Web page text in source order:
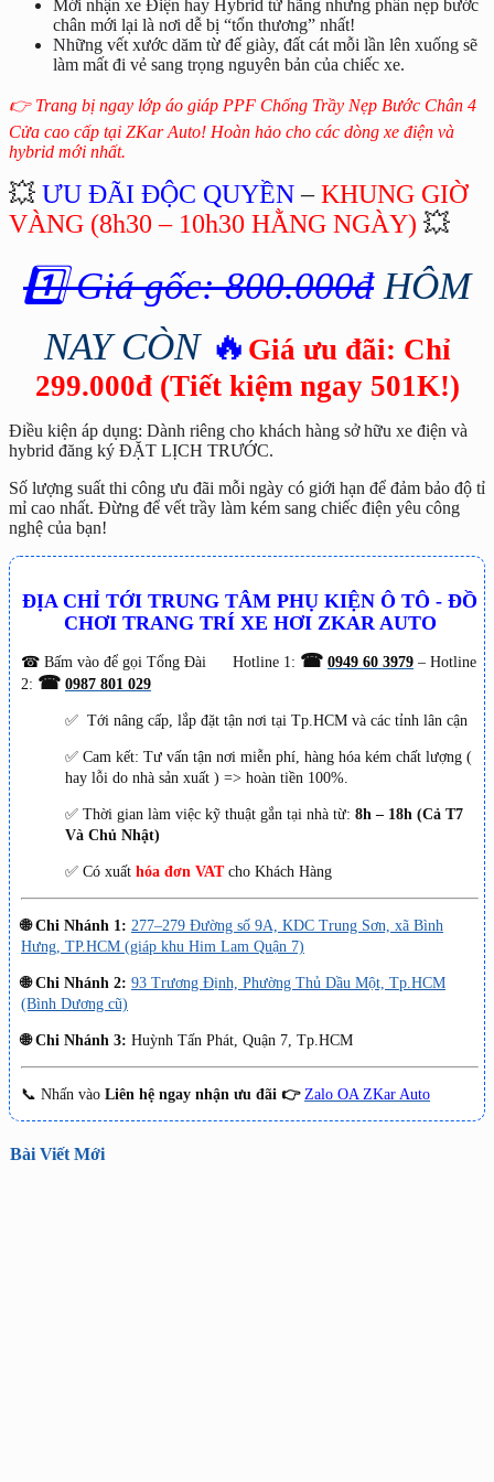
Mới nhận xe Điện hay Hybrid từ hãng nhưng phần nẹp bước
chân mới lại là nơi dễ bị “tổn thương” nhất!
Những vết xước dăm từ đế giày, đất cát mỗi lần lên xuống sẽ
làm mất đi vẻ sang trọng nguyên bản của chiếc xe.
👉 Trang bị ngay lớp áo giáp PPF Chống Trầy Nẹp Bước Chân 4
Cửa cao cấp tại ZKar Auto! Hoàn hảo cho các dòng xe điện và
hybrid mới nhất.
💥 ƯU ĐÃI ĐỘC QUYỀN–KHUNG GIỜ
VÀNG (8h30 – 10h30 HẰNG NGÀY) 💥
1️⃣ Giá gốc: 800.000đ HÔM
NAY CÒN 🔥 Giá ưu đãi: Chỉ
299.000đ (Tiết kiệm ngay 501K!)
Điều kiện áp dụng: Dành riêng cho khách hàng sở hữu xe điện và
hybrid đăng ký ĐẶT LỊCH TRƯỚC.
Số lượng suất thi công ưu đãi mỗi ngày có giới hạn để đảm bảo độ tỉ
mỉ cao nhất. Đừng để vết trầy làm kém sang chiếc điện yêu công
nghệ của bạn!
ĐỊA CHỈ TỚI TRUNG TÂM PHỤ KIỆN Ô TÔ - ĐỒ
CHƠI TRANG TRÍ XE HƠI ZKAR AUTO
☎ Bấm vào để gọi Tổng Đài Hotline 1: ☎ 0949 60 3979 – Hotline
2: ☎ 0987 801 029
✅ Tới nâng cấp, lắp đặt tận nơi tại Tp.HCM và các tỉnh lân cận
✅ Cam kết: Tư vấn tận nơi miễn phí, hàng hóa kém chất lượng (
hay lỗi do nhà sản xuất ) => hoàn tiền 100%.
✅ Thời gian làm việc kỹ thuật gắn tại nhà từ: 8h – 18h (Cả T7
Và Chủ Nhật)
✅ Có xuất hóa đơn VATcho Khách Hàng
🌐 Chi Nhánh 1: 277–279 Đường số 9A, KDC Trung Sơn, xã Bình
Hưng, TP.HCM (giáp khu Him Lam Quận 7)
🌐 Chi Nhánh 2: 93 Trương Định, Phường Thủ Dầu Một, Tp.HCM
(Bình Dương cũ)
🌐 Chi Nhánh 3: Huỳnh Tấn Phát, Quận 7, Tp.HCM
📞 Nhấn vào Liên hệ ngay nhận ưu đãi 👉 Zalo OA ZKar Auto
Bài Viết Mới